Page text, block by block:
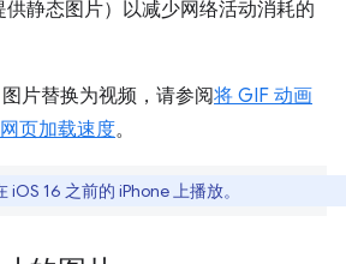
供静态图片）以减少网络活动消耗的
片替换为视频，请参阅将 GIF 动画
页加载速度。
16 之前的 iPhone 上播放。